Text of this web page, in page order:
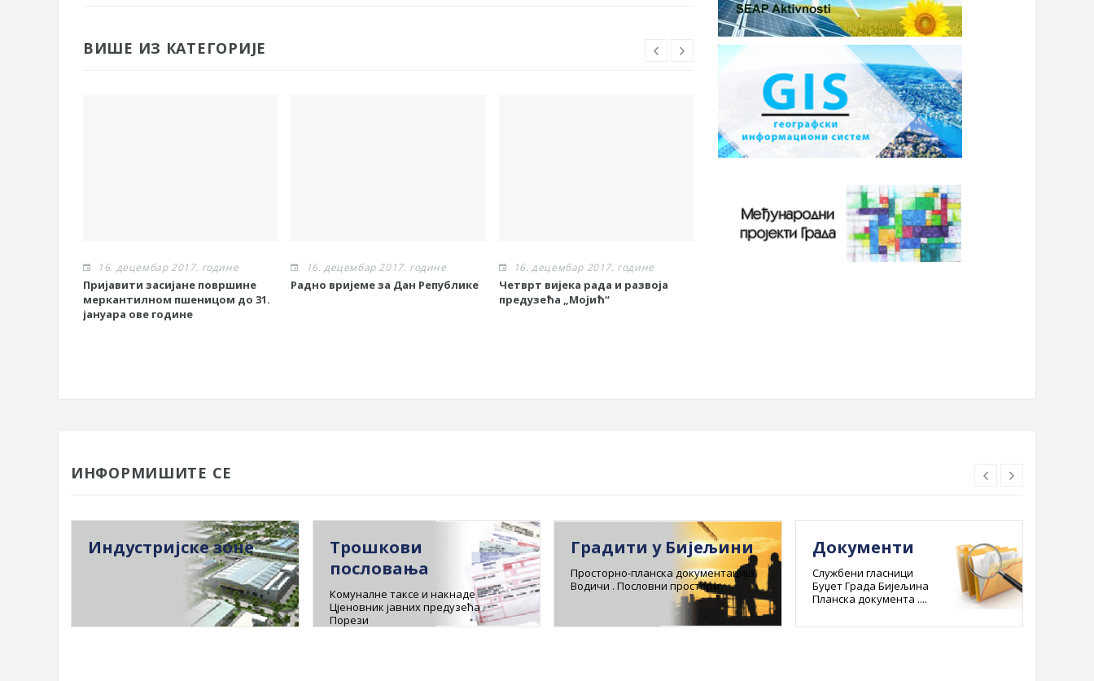
ВИШЕ ИЗ КАТЕГОРИЈЕ
16. децембар 2017. године
Пријавити засијане површине
меркантилном пшеницом до 31.
јануара ове године
16. децембар 2017. године
Радно вријеме за Дан Републике
16. децембар 2017. године
Четврт вијека рада и развоја
предузећа „Мојић“
ИНФОРМИШИТЕ СЕ
Индустријске зоне
Трошкови
пословања
Комуналне таксе и накнаде
Цјеновник јавних предузећа .
Порези
Градити у Бијељини
Просторно-планска документација.
Водичи . Пословни простори
Документи
Службени гласници
Буџет Града Бијељина
Планска документа ....